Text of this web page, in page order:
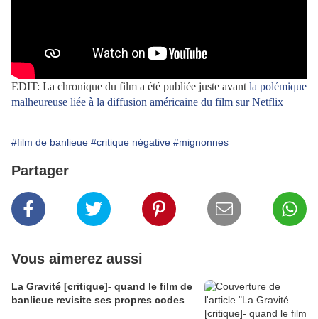
EDIT: La chronique du film a été publiée juste avant la polémique
malheureuse liée à la diffusion américaine du film sur Netflix
#film de banlieue #critique négative #mignonnes
Partager
Vous aimerez aussi
La Gravité [critique]- quand le film de
banlieue revisite ses propres codes